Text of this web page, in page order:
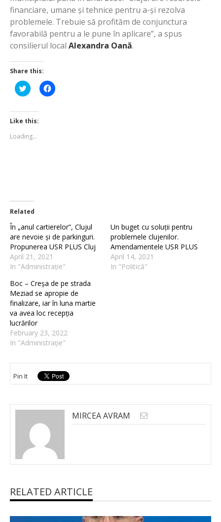
financiare, umane și tehnice pentru a-și rezolva
problemele. Trebuie să profităm de conjunctura
favorabilă pentru a le pune în aplicare”, a spus
consilierul local Alexandra Oană.
Share this:
Click
to
Twitter
(Opens
in
window)
Click
to
Like this:
Loading...
Related
În „anul cartierelor”, Clujul
are nevoie și de parkinguri.
Propunerea USR PLUS Cluj
April 21, 2021
In "Administrație"
Un buget cu soluții pentru
problemele clujenilor.
Amendamentele USR PLUS
April 14, 2021
In "Politică"
Boc – Creșa de pe strada
Meziad se apropie de
finalizare, iar în luna martie
va avea loc recepția
lucrărilor
February 23, 2022
In "Administrație"
Pin It
MIRCEA AVRAM
RELATED ARTICLE